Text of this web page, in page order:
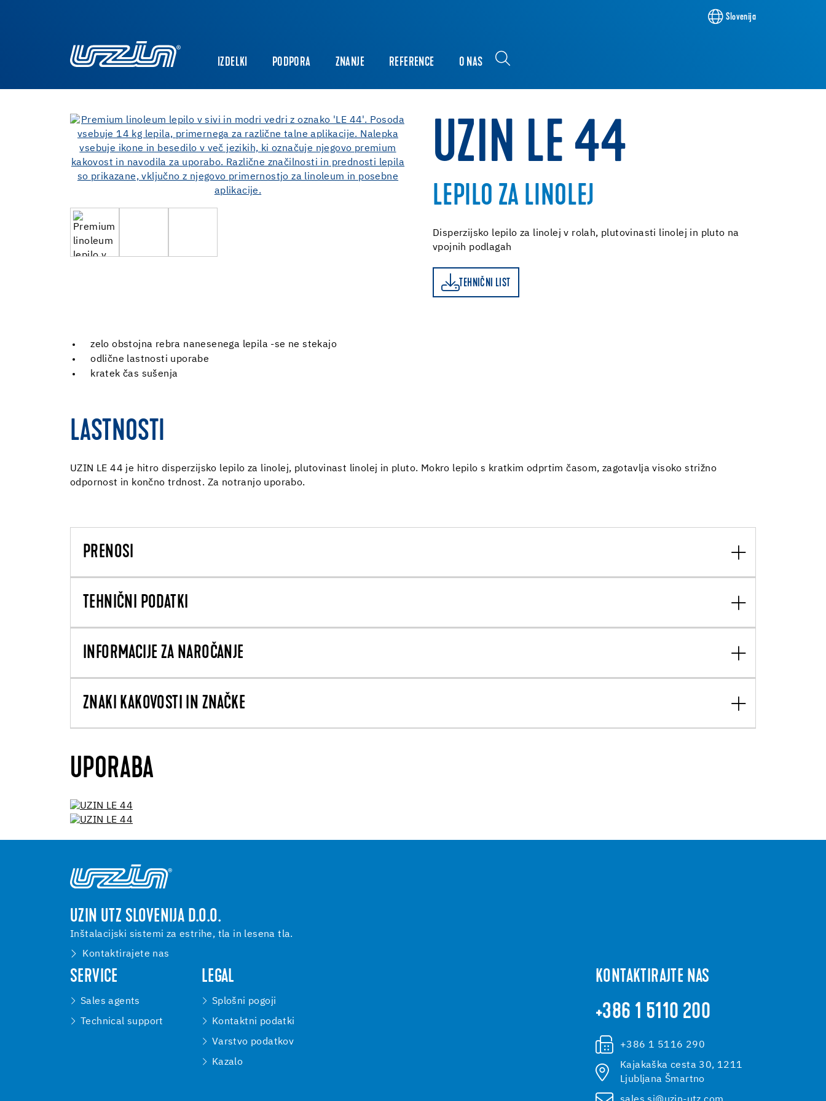
Slovenija
IZDELKI PODPORA ZNANJE REFERENCE O NAS
UZIN LE 44
LEPILO ZA LINOLEJ
Disperzijsko lepilo za linolej v rolah, plutovinasti linolej in pluto na
vpojnih podlagah
TEHNIČNI LIST
zelo obstojna rebra nanesenega lepila -se ne stekajo
odlične lastnosti uporabe
kratek čas sušenja
LASTNOSTI
UZIN LE 44 je hitro disperzijsko lepilo za linolej, plutovinast linolej in pluto. Mokro lepilo s kratkim odprtim časom, zagotavlja visoko strižno
odpornost in končno trdnost. Za notranjo uporabo.
PRENOSI
TEHNIČNI PODATKI
INFORMACIJE ZA NAROČANJE
ZNAKI KAKOVOSTI IN ZNAČKE
UPORABA
UZIN UTZ SLOVENIJA D.O.O.
Inštalacijski sistemi za estrihe, tla in lesena tla.
Kontaktirajete nas
SERVICE
Sales agents
Technical support
LEGAL
Splošni pogoji
Kontaktni podatki
Varstvo podatkov
Kazalo
KONTAKTIRAJTE NAS
+386 1 5110 200
+386 1 5116 290
Kajakaška cesta 30, 1211
Ljubljana Šmartno